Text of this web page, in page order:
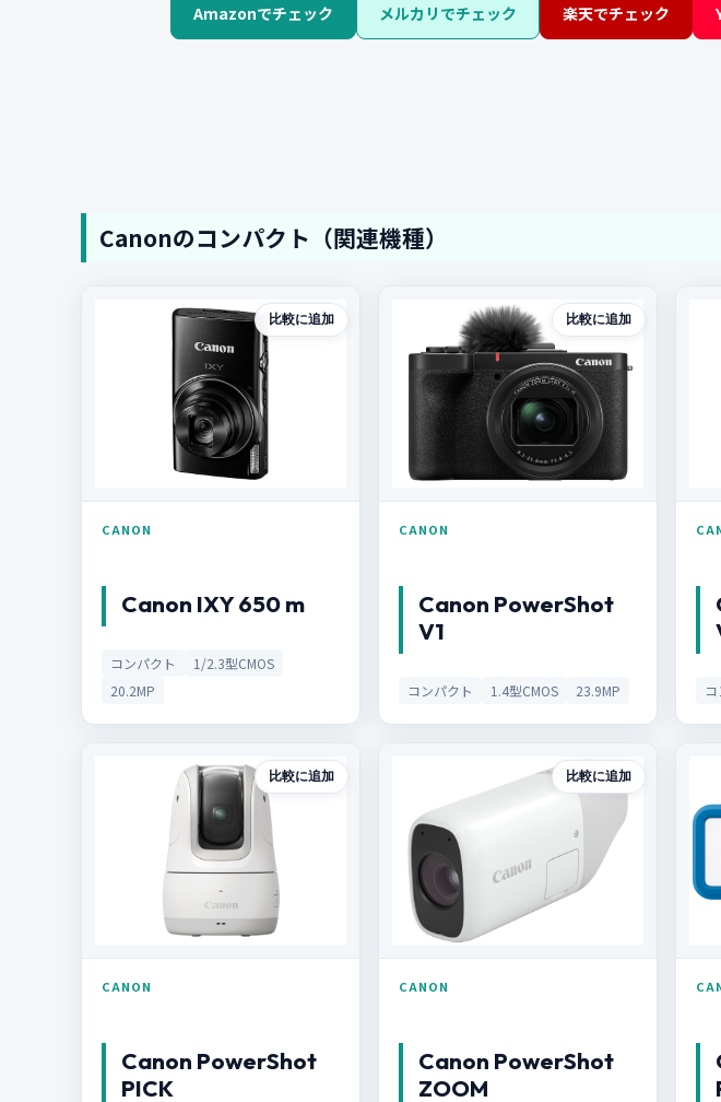
Amazonでチェック メルカリでチェック 楽天でチェック
Canonのコンパクト（関連機種）
比較に追加
CANON
Canon IXY 650 m
コンパクト
1/2.3型CMOS
20.2MP
比較に追加
CANON
Canon PowerShot
V1
コンパクト 1.4型CMOS 23.9MP
比較に追加
CANON
Canon PowerShot
PICK
比較に追加
CANON
Canon PowerShot
ZOOM